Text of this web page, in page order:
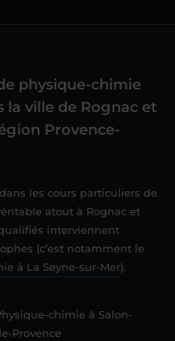
physique-chimie
la ville de Rognac et
Provence-
les cours particuliers de
atout à Rognac et
interviennent
(c’est notamment le
à La Seyne-sur-Mer).
chimie à Salon-
Provence